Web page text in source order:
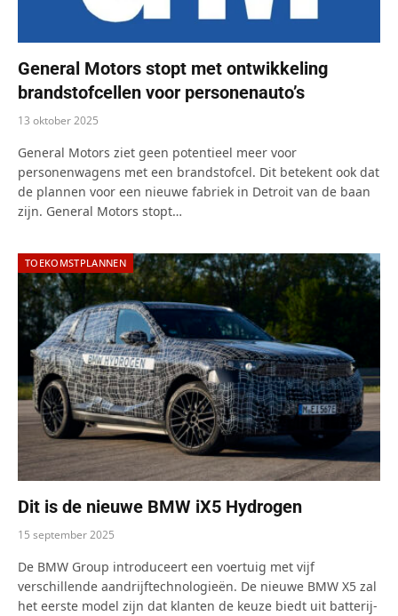
General Motors stopt met ontwikkeling
brandstofcellen voor personenauto’s
13 oktober 2025
General Motors ziet geen potentieel meer voor
personenwagens met een brandstofcel. Dit betekent ook dat
de plannen voor een nieuwe fabriek in Detroit van de baan
zijn. General Motors stopt…
TOEKOMSTPLANNEN
Dit is de nieuwe BMW iX5 Hydrogen
15 september 2025
De BMW Group introduceert een voertuig met vijf
verschillende aandrijftechnologieën. De nieuwe BMW X5 zal
het eerste model zijn dat klanten de keuze biedt uit batterij-